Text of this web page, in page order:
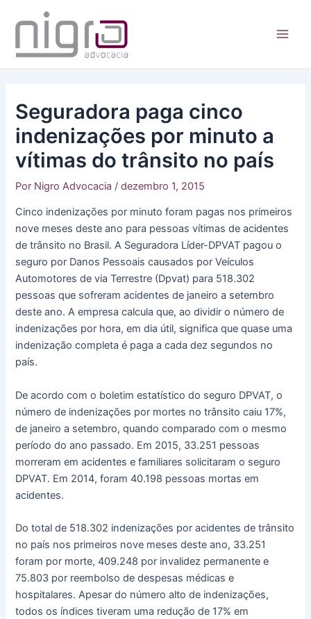
para
conteúdo
Seguradora paga cinco
indenizações por minuto a
vítimas do trânsito no país
Por Nigro Advocacia /dezembro 1, 2015
Cinco indenizações por minuto foram pagas nos primeiros
nove meses deste ano para pessoas vítimas de acidentes
de trânsito no Brasil. A Seguradora Líder-DPVAT pagou o
seguro por Danos Pessoais causados por Veículos
Automotores de via Terrestre (Dpvat) para 518.302
pessoas que sofreram acidentes de janeiro a setembro
deste ano. A empresa calcula que, ao dividir o número de
indenizações por hora, em dia útil, significa que quase uma
indenização completa é paga a cada dez segundos no
país.
De acordo com o boletim estatístico do seguro DPVAT, o
número de indenizações por mortes no trânsito caiu 17%,
de janeiro a setembro, quando comparado com o mesmo
período do ano passado. Em 2015, 33.251 pessoas
morreram em acidentes e familiares solicitaram o seguro
DPVAT. Em 2014, foram 40.198 pessoas mortas em
acidentes.
Do total de 518.302 indenizações por acidentes de trânsito
no país nos primeiros nove meses deste ano, 33.251
foram por morte, 409.248 por invalidez permanente e
75.803 por reembolso de despesas médicas e
hospitalares. Apesar do número alto de indenizações,
todos os índices tiveram uma redução de 17% em